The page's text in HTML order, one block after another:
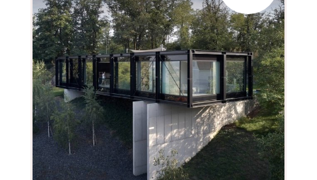
PRODUKTY
Sloupko-příčková fasáda s vysokou
tepelnou izolací MB-MT50N - Aluprof